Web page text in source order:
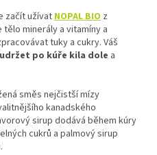
začít užívatNOPAL BIO z
minerály a vitamíny a
tuky a cukry. Váš
po kúře kila dole a
směs nejčistší mízy
kanadského
sirup dodává během kúry
cukrů a palmový sirup